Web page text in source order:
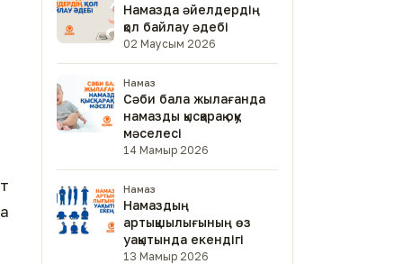
Намазда әйелдердің
қол байлау әдебі
02 Маусым 2026
Намаз
Сәби бала жылағанда
намазды қысқарақ оқу
мәселесі
14 Мамыр 2026
Намаз
Намаздың
артықшылығының өз
уақытында екендігі
13 Мамыр 2026